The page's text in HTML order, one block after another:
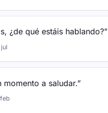
¿de qué estáis hablando?”
momento a saludar.”